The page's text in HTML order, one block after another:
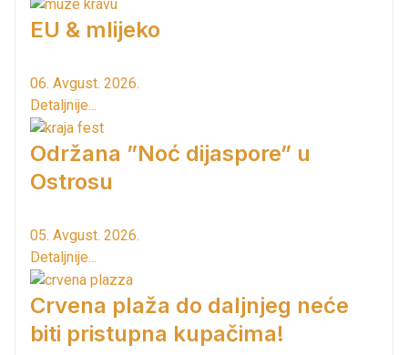
EU & mlijeko
06. Avgust. 2026.
Detaljnije...
Održana ”Noć dijaspore” u
Ostrosu
05. Avgust. 2026.
Detaljnije...
Crvena plaža do daljnjeg neće
biti pristupna kupačima!